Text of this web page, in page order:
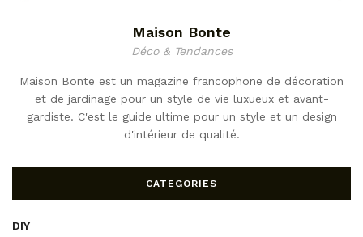
Maison Bonte
Déco & Tendances
Maison Bonte est un magazine francophone de décoration
et de jardinage pour un style de vie luxueux et avant-
gardiste. C'est le guide ultime pour un style et un design
d'intérieur de qualité.
CATEGORIES
DIY